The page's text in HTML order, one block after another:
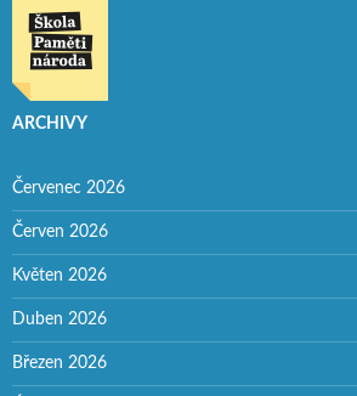
ARCHIVY
Červenec 2026
Červen 2026
Květen 2026
Duben 2026
Březen 2026